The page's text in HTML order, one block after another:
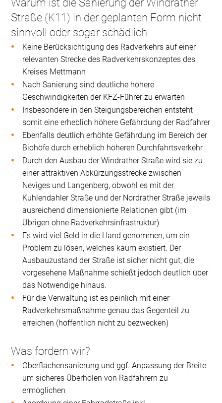
Warum ist die Sanierung der Windrather
Straße (K11) in der geplanten Form nicht
sinnvoll oder sogar schädlich
Keine Berücksichtigung des Radverkehrs auf einer
relevanten Strecke des Radverkehrskonzeptes des
Kreises Mettmann
Nach Sanierung sind deutliche höhere
Geschwindigkeiten der KFZ-Führer zu erwarten
Insbesondere in den Steigungsbereichen entsteht
somit eine erheblich höhere Gefährdung der Radfahrer
Ebenfalls deutlich erhöhte Gefährdung im Bereich der
Biohöfe durch erheblich höheren Durchfahrtsverkehr
Durch den Ausbau der Windrather Straße wird sie zu
einer attraktiven Abkürzungsstrecke zwischen
Neviges und Langenberg, obwohl es mit der
Kuhlendahler Straße und der Nordrather Straße jeweils
ausreichend dimensionierte Relationen gibt (im
Übrigen ohne Radverkehrsinfrastruktur)
Es wird viel Geld in die Hand genommen, um ein
Problem zu lösen, welches kaum existiert. Der
Ausbauzustand der Straße ist sicher nicht gut, die
vorgesehene Maßnahme schießt jedoch deutlich über
das Notwendige hinaus.
Für die Verwaltung ist es peinlich mit einer
Radverkehrsmaßnahme genau das Gegenteil zu
erreichen (hoffentlich nicht zu bezwecken)
Was fordern wir?
Oberflächensanierung und ggf. Anpassung der Breite
um sicheres Überholen von Radfahrern zu
ermöglichen